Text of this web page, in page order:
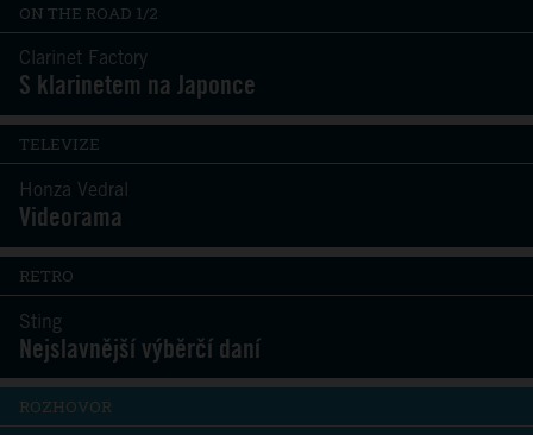
ON THE ROAD 1/2
Clarinet Factory
S klarinetem na Japonce
TELEVIZE
Honza Vedral
Videorama
RETRO
Sting
Nejslavnější výběrčí daní
ROZHOVOR